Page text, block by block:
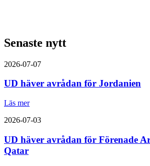
Senaste nytt
2026-07-07
UD häver avrådan för Jordanien
Läs mer
2026-07-03
UD häver avrådan för Förenade
Qatar